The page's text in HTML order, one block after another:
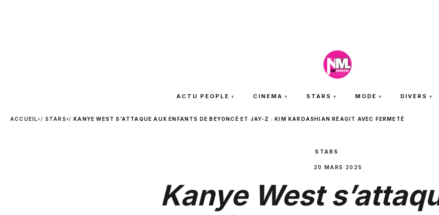
ACTU PEOPLE CINEMA STARS MODE DIVERS
ACCUEIL› STARS› KANYE WEST S’ATTAQUE AUX ENFANTS DE BEYONCÉ ET JAY-Z : KIM KARDASHIAN RÉAGIT AVEC FERMETÉ
STARS
20 MARS 2025
Kanye West